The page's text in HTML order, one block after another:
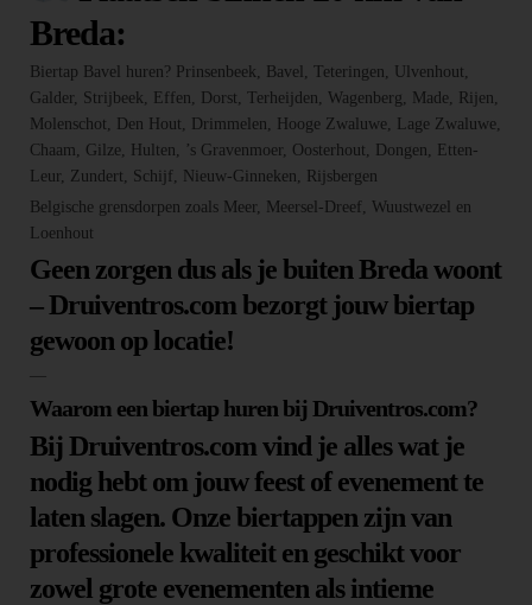
Breda:
Biertap Bavel huren? Prinsenbeek, Bavel, Teteringen, Ulvenhout,
Galder, Strijbeek, Effen, Dorst, Terheijden, Wagenberg, Made, Rijen,
Molenschot, Den Hout, Drimmelen, Hooge Zwaluwe, Lage Zwaluwe,
Chaam, Gilze, Hulten, ’s Gravenmoer, Oosterhout, Dongen, Etten-
Leur, Zundert, Schijf, Nieuw-Ginneken, Rijsbergen
Belgische grensdorpen zoals Meer, Meersel-Dreef, Wuustwezel en
Loenhout
Geen zorgen dus als je buiten Breda woont
– Druiventros.com bezorgt jouw biertap
gewoon op locatie!
—
Waarom een biertap huren bij Druiventros.com?
Bij Druiventros.com vind je alles wat je
nodig hebt om jouw feest of evenement te
laten slagen. Onze biertappen zijn van
professionele kwaliteit en geschikt voor
zowel grote evenementen als intieme